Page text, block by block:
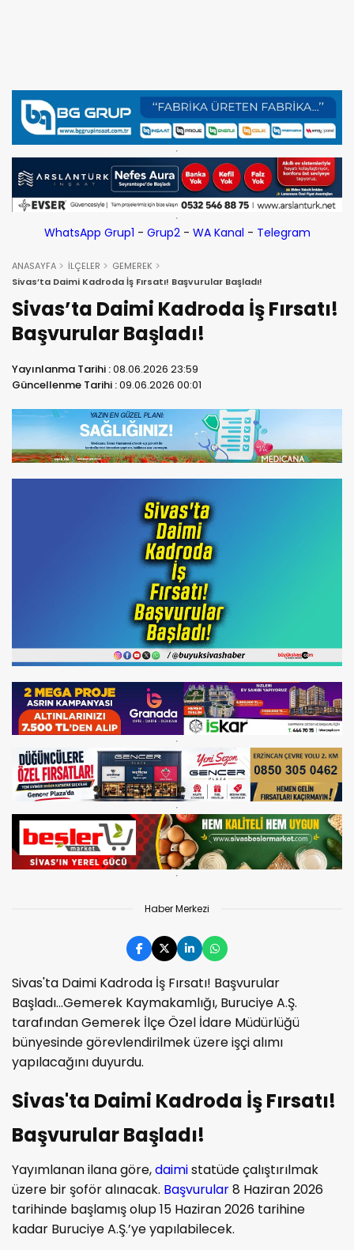
WhatsApp Grup1 - Grup2- WA Kanal - Telegram
ANASAYFA İLÇELER
GEMEREK
Sivas’ta Daimi Kadroda İş Fırsatı! Başvurular Başladı!
Sivas’ta Daimi Kadroda İş Fırsatı!
Başvurular Başladı!
Yayınlanma Tarihi :08.06.2026 23:59
Güncellenme Tarihi :09.06.2026 00:01
Haber Merkezi
Sivas'ta Daimi Kadroda İş Fırsatı! Başvurular
Başladı...Gemerek Kaymakamlığı, Buruciye A.Ş.
tarafından Gemerek İlçe Özel İdare Müdürlüğü
bünyesinde görevlendirilmek üzere işçi alımı
yapılacağını duyurdu.
Sivas'ta Daimi Kadroda İş Fırsatı!
Başvurular Başladı!
Yayımlanan ilana göre,daimistatüde çalıştırılmak
üzere bir şoför alınacak. Başvurular8 Haziran 2026
tarihinde başlamış olup 15 Haziran 2026 tarihine
kadar Buruciye A.Ş.’ye yapılabilecek.